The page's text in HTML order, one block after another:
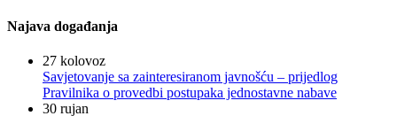
Najava događanja
27 kolovoz
Savjetovanje sa zainteresiranom javnošću – prijedlog
Pravilnika o provedbi postupaka jednostavne nabave
30 rujan